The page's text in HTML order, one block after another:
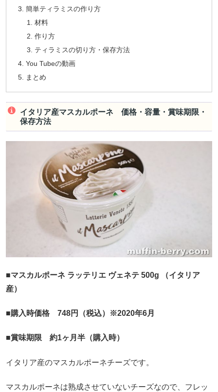
簡単ティラミスの作り方
材料
作り方
ティラミスの切り方・保存方法
You Tubeの動画
まとめ
イタリア産マスカルポーネ 価格・容量・賞味期限・
保存方法
■マスカルポーネ ラッテリエ ヴェネテ 500g （イタリア
産）
■購入時価格 748円（税込）※2020年6月
■賞味期限 約1ヶ月半（購入時）
イタリア産のマスカルポーネチーズです。
マスカルポーネは熟成させていないチーズなので、フレッ